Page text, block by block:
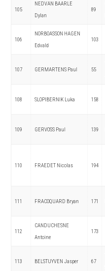
105
NEDVAN BAARLE
Dylan
89
106
NORBOASSON HAGEN
Edvald
103
107 GERMARTENS Paul 55
108 SLOPIBERNIK Luka 158
109 GERVOSS Paul 139
110 FRAEDET Nicolas 194
111 FRACOQUARD Bryan 171
112
CANDUCHESNE
Antoine
173
113 BELSTUYVEN Jasper 67